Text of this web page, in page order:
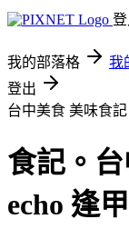
登
我的部落格 我
登出
台中美食 美味食記
食記。
echo 逢